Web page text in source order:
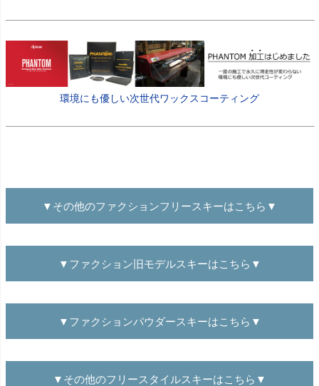
環境にも優しい次世代ワックスコーティング
▼その他のファクションフリースキーはこちら▼
▼ファクション旧モデルスキーはこちら▼
▼ファクションパウダースキーはこちら▼
▼その他のフリースタイルスキーはこちら▼